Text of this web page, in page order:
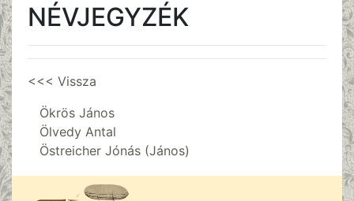
NÉVJEGYZÉK
<<< Vissza
Ökrös János
Ölvedy Antal
Östreicher Jónás (János)